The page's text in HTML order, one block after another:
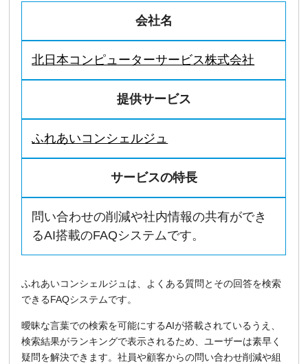
会社名
北日本コンピューターサービス株式会社
提供サービス
ふれあいコンシェルジュ
サービスの特長
問い合わせの削減や社内情報の共有ができ
るAI搭載のFAQシステムです。
ふれあいコンシェルジュは、よくある質問とその回答を検索
できるFAQシステムです。
曖昧な言葉での検索を可能にするAIが搭載されているうえ、
検索結果がランキングで表示されるため、ユーザーは素早く
疑問を解決できます。社員や顧客からの問い合わせ削減や組